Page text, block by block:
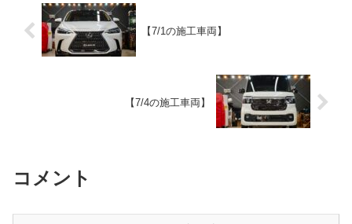
【7/1の施工車両】
【7/4の施工車両】
コメント